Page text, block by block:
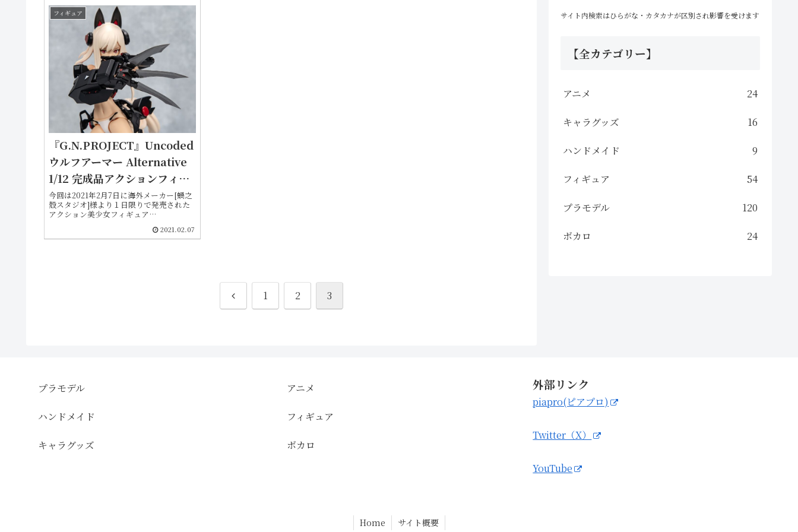
フィギュア
『G.N.PROJECT』Uncoded
ウルフアーマー Alternative
1/12 完成品アクションフィギ
ュア[蝸之殼スタジオ]
今回は2021年2月7日に海外メーカー[蝸之
殼スタジオ]様より１日限りで発売された
アクション美少女フィギュア
ー オルタナティブ』をご紹介します。こ
ちらのアイテムは2020年に同社の
2021.02.07
前
1 2 3
サイト内検索はひらがな・カタカナが区別され影響を受けます
【全カテゴリー】
アニメ 24
キャラグッズ 16
ハンドメイド 9
フィギュア 54
プラモデル 120
ボカロ 24
プラモデル
ハンドメイド
キャラグッズ
アニメ
フィギュア
ボカロ
外部リンク
piapro(ピアプロ)
Twitter（X）
YouTube
Home サイト概要